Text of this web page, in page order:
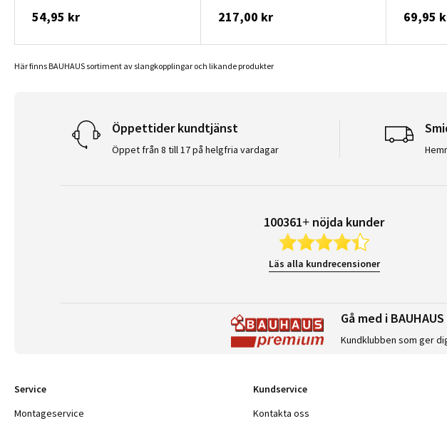
54,95 kr 217,00 kr 69,95
Här finns BAUHAUS sortiment av slangkopplingar och likande produkter
Öppettider kundtjänst
Öppet från 8 till 17 på helgfria vardagar
100361+ nöjda kunder
Läs alla kundrecensioner
Gå med i
Kundklubben som ger
Service
Montageservice
Kundservice
Kontakta oss